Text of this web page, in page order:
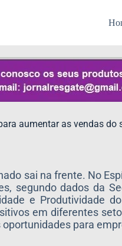
aumentar as vendas do
sai na frente. No
segundo dados da
e Produtividade
em diferentes
para